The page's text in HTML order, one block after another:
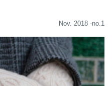
Nov. 2018 -no.1